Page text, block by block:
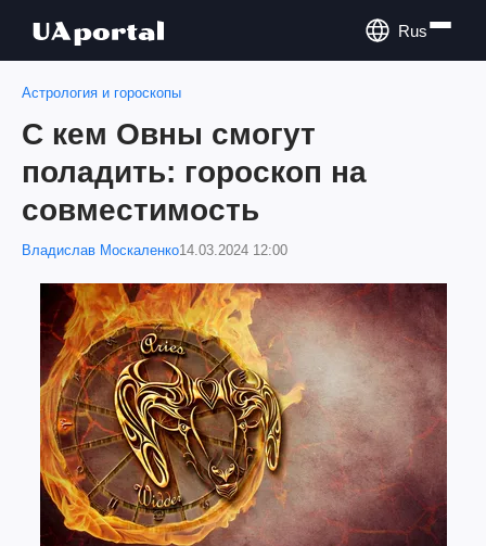
Rus
Астрология и гороскопы
С кем Овны смогут
поладить: гороскоп на
совместимость
Владислав Москаленко14.03.2024 12:00